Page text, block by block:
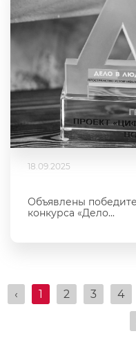
18.09.2025
Объявлены
конкурса «Дело...
‹ 1 2 3 4